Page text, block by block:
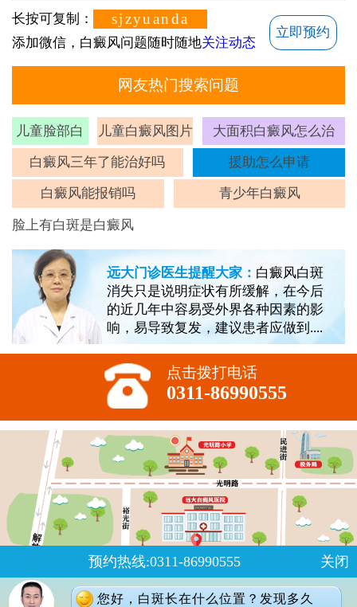
长按可复制： sjzyuanda
添加微信，白癜风问题随时随地关注动态
立即预约
网友热门搜索问题
儿童脸部白
斑
儿童白癜风图片 大面积白癜风怎么治
白癜风三年了能治好吗 援助怎么申请
白癜风能报销吗 青少年白癜风
脸上有白斑是白癜风
远大门诊医生提醒大家： 白癜风白斑
消失只是说明症状有所缓解，在今后
的近几年中容易受外界各种因素的影
响，易导致复发，建议患者应做到....
点击拨打电话
0311-86990555
预约热线:0311-86990555 关闭
您好，白斑长在什么位置？发现多久